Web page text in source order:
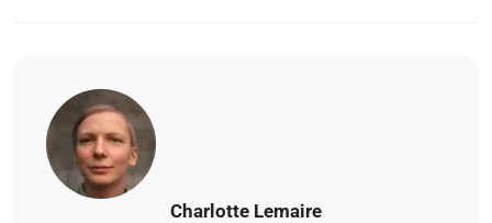
Charlotte Lemaire